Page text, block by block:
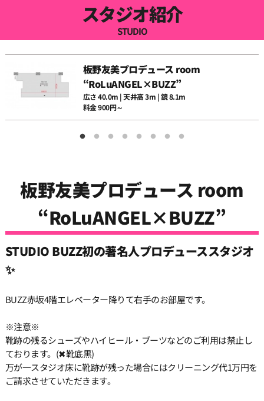
10:30
11:00
11:30
12:30
13:00
13:30
14:00
14:30
15:00
スタジオ紹介
STUDIO
板野友美プロデュース room
“RoLuANGEL×BUZZ”
広さ 40.0m | 天井高 3m | 鏡 8.1m
料金 900円～
板野友美プロデュース room
“RoLuANGEL×BUZZ”
STUDIO BUZZ初の著名人プロデューススタジオ
✨
BUZZ赤坂4階エレベーター降りて右手のお部屋です。
※注意※
靴跡の残るシューズやハイヒール・ブーツなどのご利用は禁止し
ております。(✖靴底黒)
万が一スタジオ床に靴跡が残った場合にはクリーニング代1万円を
ご請求させていただきます。